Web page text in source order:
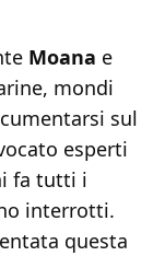
Moana e
mondi
sul
esperti
fa tutti i
interrotti.
questa